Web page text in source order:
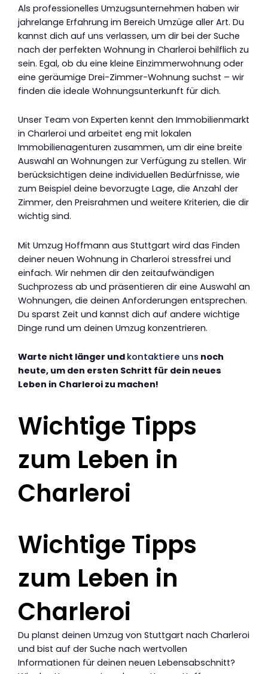
Als professionelles Umzugsunternehmen haben wir
jahrelange Erfahrung im Bereich Umzüge aller Art. Du
kannst dich auf uns verlassen, um dir bei der Suche
nach der perfekten Wohnung in Charleroi behilflich zu
sein. Egal, ob du eine kleine Einzimmerwohnung oder
eine geräumige Drei-Zimmer-Wohnung suchst – wir
finden die ideale Wohnungsunterkunft für dich.
Unser Team von Experten kennt den Immobilienmarkt
in Charleroi und arbeitet eng mit lokalen
Immobilienagenturen zusammen, um dir eine breite
Auswahl an Wohnungen zur Verfügung zu stellen. Wir
berücksichtigen deine individuellen Bedürfnisse, wie
zum Beispiel deine bevorzugte Lage, die Anzahl der
Zimmer, den Preisrahmen und weitere Kriterien, die dir
wichtig sind.
Mit Umzug Hoffmann aus Stuttgart wird das Finden
deiner neuen Wohnung in Charleroi stressfrei und
einfach. Wir nehmen dir den zeitaufwändigen
Suchprozess ab und präsentieren dir eine Auswahl an
Wohnungen, die deinen Anforderungen entsprechen.
Du sparst Zeit und kannst dich auf andere wichtige
Dinge rund um deinen Umzug konzentrieren.
Warte nicht länger und kontaktiere uns noch
heute, um den ersten Schritt für dein neues
Leben in Charleroi zu machen!
Wichtige Tipps
zum Leben in
Charleroi
Wichtige Tipps
zum Leben in
Charleroi
Du planst deinen Umzug von Stuttgart nach Charleroi
und bist auf der Suche nach wertvollen
Informationen für deinen neuen Lebensabschnitt?